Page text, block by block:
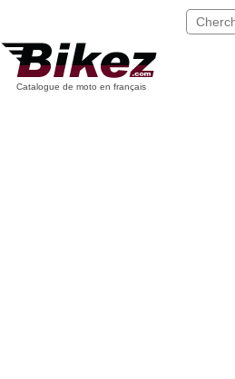
Catalogue de moto en français